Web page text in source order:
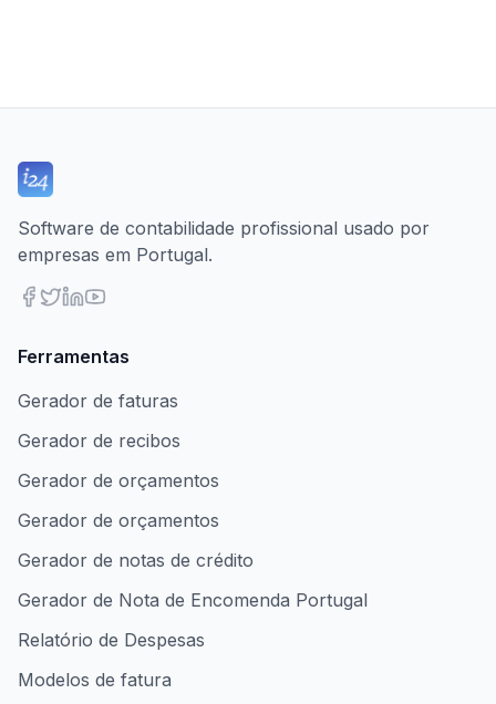
Software de contabilidade profissional usado por
empresas em Portugal.
Ferramentas
Gerador de faturas
Gerador de recibos
Gerador de orçamentos
Gerador de orçamentos
Gerador de notas de crédito
Gerador de Nota de Encomenda Portugal
Relatório de Despesas
Modelos de fatura